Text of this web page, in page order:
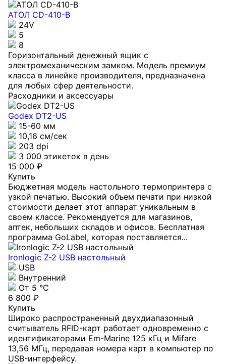
АТОЛ CD-410-В
24V
5
8
Горизонтальный денежный ящик с
электромеханическим замком. Модель премиум
класса в линейке производителя, предназначена
для любых сфер деятельности.
Расходники и аксессуары
Godex DT2-US
15-60 мм
10,16 см/сек
203 dpi
3 000 этикеток в день
15 000 ₽
Купить
Бюджетная модель настольного термопринтера с
узкой печатью. Высокий объем печати при низкой
стоимости делает этот аппарат уникальным в
своем классе. Рекомендуется для магазинов,
аптек, небольших складов и офисов. Бесплатная
программа GoLabel, которая поставляется...
Ironlogic Z-2 USB настольный
USB
Внутренний
От 5 °С
6 800 ₽
Купить
Широко распространенный двухдиапазонный
считыватель RFID-карт работает одновременно с
идентификаторами Em-Marine 125 кГц и Mifare
13,56 МГц, передавая номера карт в компьютер по
USB-интерфейсу.